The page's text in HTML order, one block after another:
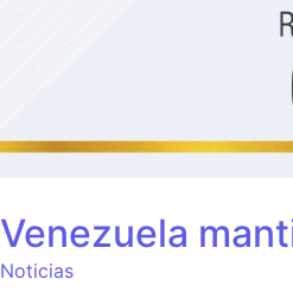
Venezuela
Noticias